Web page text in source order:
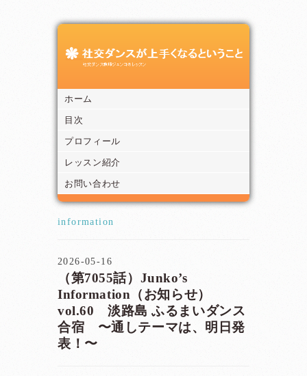
ホーム
目次
プロフィール
レッスン紹介
お問い合わせ
information
2026-05-16
（第7055話）Junko’s
Information（お知らせ）
vol.60 淡路島 ふるまいダンス
合宿 〜通しテーマは、明日発
表！〜